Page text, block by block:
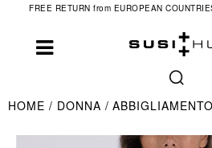
FREE RETURN from EUROPEAN
HOME DONNA ABBIGLIAMENTO